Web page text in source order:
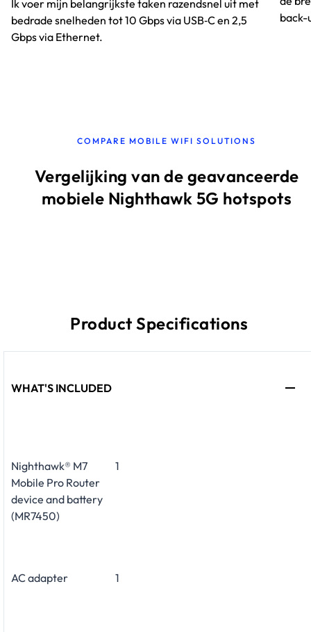
Ik voer mijn belangrijkste taken razendsnel uit met
bedrade snelheden tot 10 Gbps via USB‑C en 2,5
Gbps via Ethernet.
back-
COMPARE MOBILE WIFI SOLUTIONS
Vergelijking van de geavanceerde
mobiele Nighthawk 5G hotspots
Product Specifications
WHAT'S INCLUDED
Nighthawk® M7
Mobile Pro Router
device and battery
(MR7450)
1
AC adapter 1